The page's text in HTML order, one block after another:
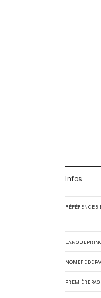
Infos
RÉFÉRENCE
LANGUE
NOMBRE DE
PREMIÈRE